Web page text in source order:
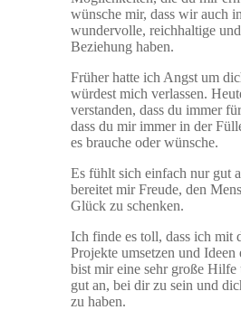
wünsche mir, dass wir auch
wundervolle, reichhaltige
Beziehung haben.
Früher hatte ich Angst um
würdest mich verlassen.
verstanden, dass du immer
dass du mir immer in der
es brauche oder wünsche.
Es fühlt sich einfach nur gut
bereitet mir Freude, den
Glück zu schenken.
Ich finde es toll, dass ich mit
Projekte umsetzen und
bist mir eine sehr große Hilfe
gut an, bei dir zu sein und
zu haben.